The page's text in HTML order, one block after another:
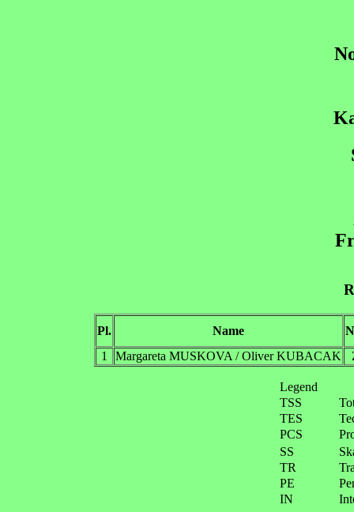
Pl. Name
1
Margareta MUSKOVA / Oliver KUBACAK
Legend
TSS
TES
PCS
SS
TR
PE
IN